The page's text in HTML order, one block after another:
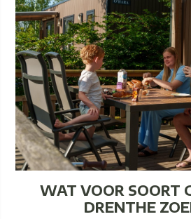
WAT VOOR SOORT
DRENTHE